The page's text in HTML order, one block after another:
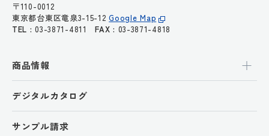
〒110-0012
東京都台東区竜泉3-15-12Google Map
TEL : 03-3871-4811FAX : 03-3871-4818
商品情報
デジタルカタログ
サンプル請求